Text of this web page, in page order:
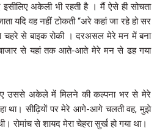
अकेली भी रहती है । मैं ऐसे ही सोचता
यदि वह नहीं टोकती ‘‘अरे कहां जा रहे हो सर
चहरे से बाइक रोकी । दरअसल मेरे मन में बना
से यहां तक आते-आते मेरे मन से ढह गया
उससे अकेले में मिलने की कल्पना भर से मेरे
था। सीढ़ियों पर मेरे आगे-आगे चलती वह, मुझे
रोमांच से शायद मेरा चेहरा सुर्ख हो गया था।